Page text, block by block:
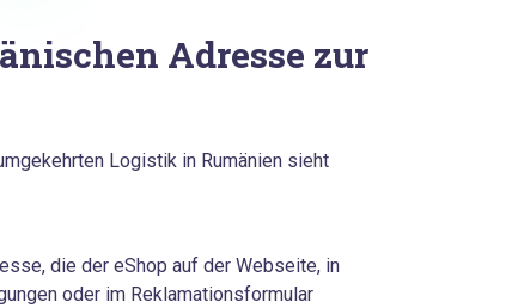
Adresse zur
Logistik in Rumänien sieht
die der eShop auf der Webseite, in
oder im Reklamationsformular